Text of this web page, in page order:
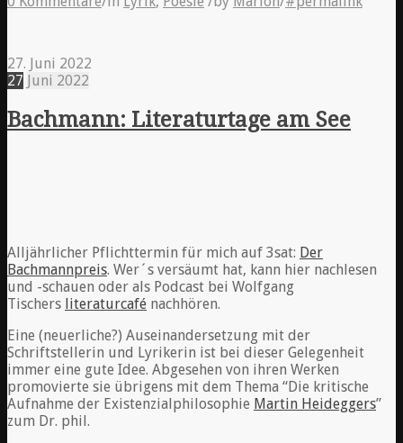
27. Juni 2022
27 Juni 2022
Bachmann: Literaturtage am See
Alljährlicher Pflichttermin für mich auf 3sat: Der
Bachmannpreis. Wer´s versäumt hat, kann hier nachlesen
und -schauen oder als Podcast bei Wolfgang
Tischers literaturcafé nachhören.
Eine (neuerliche?) Auseinandersetzung mit der
Schriftstellerin und Lyrikerin ist bei dieser Gelegenheit
immer eine gute Idee. Abgesehen von ihren Werken
promovierte sie übrigens mit dem Thema “Die kritische
Aufnahme der Existenzialphilosophie Martin Heideggers”
zum Dr. phil.